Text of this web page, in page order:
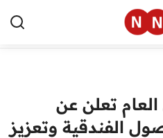
العام تعلن عن
الفندقية وتعزيز